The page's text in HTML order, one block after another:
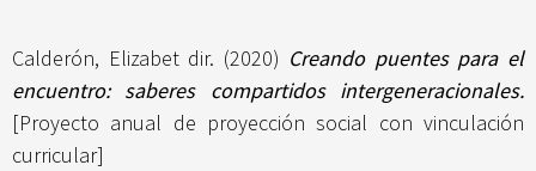
Calderón, Elizabet dir. (2020) Creando puentes para el
encuentro: saberes compartidos intergeneracionales.
[Proyecto anual de proyección social con vinculación
curricular]